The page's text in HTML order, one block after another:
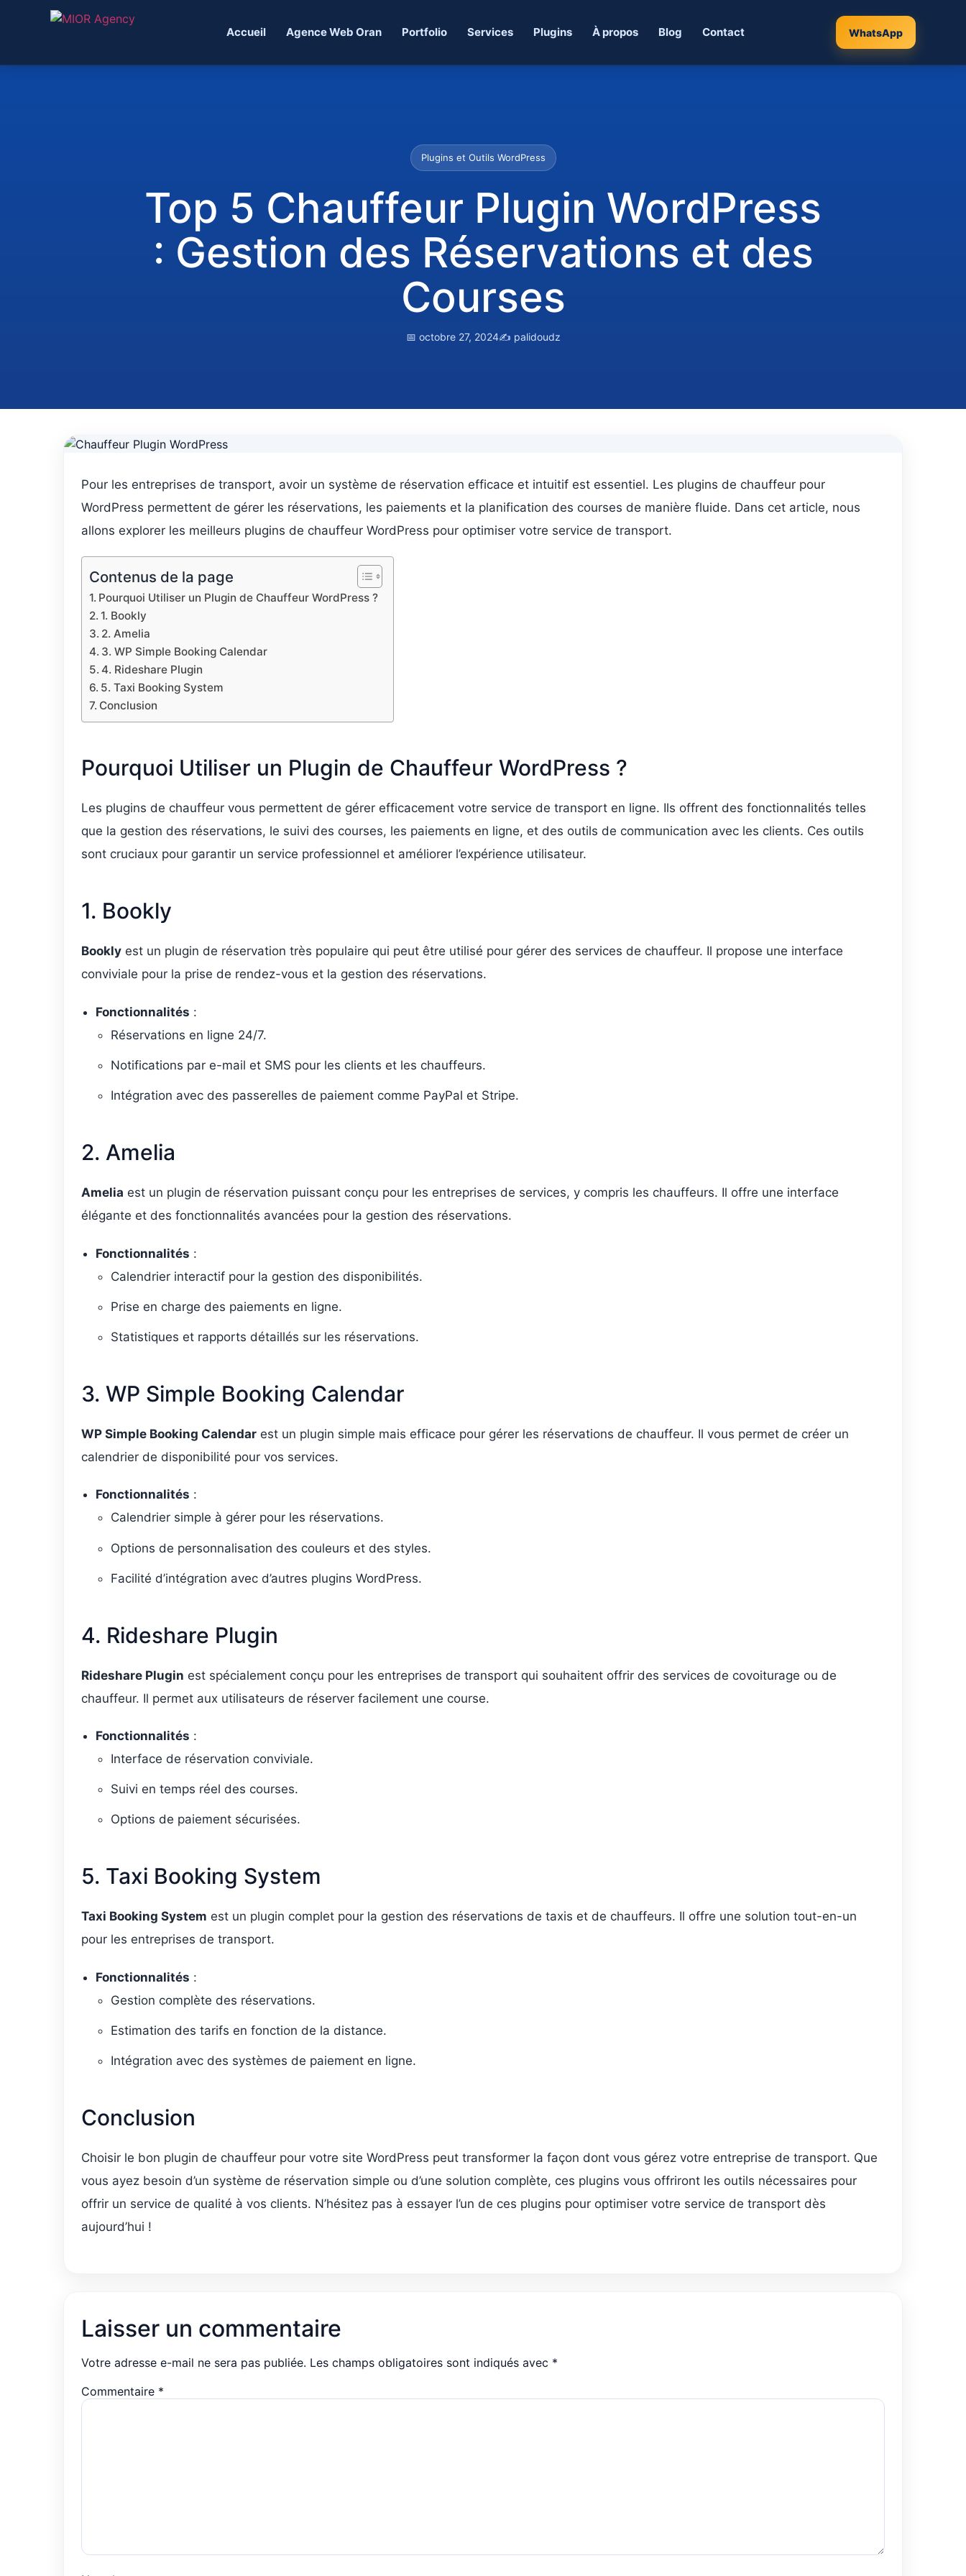
Accueil Agence Web Oran Portfolio Services Plugins À propos Blog Contact WhatsApp
Plugins et Outils WordPress
Top 5 Chauffeur Plugin WordPress
: Gestion des Réservations et des
Courses
📅 octobre 27, 2024✍️ palidoudz
Pour les entreprises de transport, avoir un système de réservation efficace et intuitif est essentiel. Les plugins de chauffeur pour
WordPress permettent de gérer les réservations, les paiements et la planification des courses de manière fluide. Dans cet article, nous
allons explorer les meilleurs plugins de chauffeur WordPress pour optimiser votre service de transport.
Contenus de la page
Pourquoi Utiliser un Plugin de Chauffeur WordPress ?
1. Bookly
2. Amelia
3. WP Simple Booking Calendar
4. Rideshare Plugin
5. Taxi Booking System
Conclusion
Pourquoi Utiliser un Plugin de Chauffeur WordPress ?
Les plugins de chauffeur vous permettent de gérer efficacement votre service de transport en ligne. Ils offrent des fonctionnalités telles
que la gestion des réservations, le suivi des courses, les paiements en ligne, et des outils de communication avec les clients. Ces outils
sont cruciaux pour garantir un service professionnel et améliorer l’expérience utilisateur.
1. Bookly
Bookly est un plugin de réservation très populaire qui peut être utilisé pour gérer des services de chauffeur. Il propose une interface
conviviale pour la prise de rendez-vous et la gestion des réservations.
Fonctionnalités :
Réservations en ligne 24/7.
Notifications par e-mail et SMS pour les clients et les chauffeurs.
Intégration avec des passerelles de paiement comme PayPal et Stripe.
2. Amelia
Amelia est un plugin de réservation puissant conçu pour les entreprises de services, y compris les chauffeurs. Il offre une interface
élégante et des fonctionnalités avancées pour la gestion des réservations.
Fonctionnalités :
Calendrier interactif pour la gestion des disponibilités.
Prise en charge des paiements en ligne.
Statistiques et rapports détaillés sur les réservations.
3. WP Simple Booking Calendar
WP Simple Booking Calendar est un plugin simple mais efficace pour gérer les réservations de chauffeur. Il vous permet de créer un
calendrier de disponibilité pour vos services.
Fonctionnalités :
Calendrier simple à gérer pour les réservations.
Options de personnalisation des couleurs et des styles.
Facilité d’intégration avec d’autres plugins WordPress.
4. Rideshare Plugin
Rideshare Plugin est spécialement conçu pour les entreprises de transport qui souhaitent offrir des services de covoiturage ou de
chauffeur. Il permet aux utilisateurs de réserver facilement une course.
Fonctionnalités :
Interface de réservation conviviale.
Suivi en temps réel des courses.
Options de paiement sécurisées.
5. Taxi Booking System
Taxi Booking System est un plugin complet pour la gestion des réservations de taxis et de chauffeurs. Il offre une solution tout-en-un
pour les entreprises de transport.
Fonctionnalités :
Gestion complète des réservations.
Estimation des tarifs en fonction de la distance.
Intégration avec des systèmes de paiement en ligne.
Conclusion
Choisir le bon plugin de chauffeur pour votre site WordPress peut transformer la façon dont vous gérez votre entreprise de transport. Que
vous ayez besoin d’un système de réservation simple ou d’une solution complète, ces plugins vous offriront les outils nécessaires pour
offrir un service de qualité à vos clients. N’hésitez pas à essayer l’un de ces plugins pour optimiser votre service de transport dès
aujourd’hui !
Laisser un commentaire
Votre adresse e-mail ne sera pas publiée. Les champs obligatoires sont indiqués avec *
Commentaire *